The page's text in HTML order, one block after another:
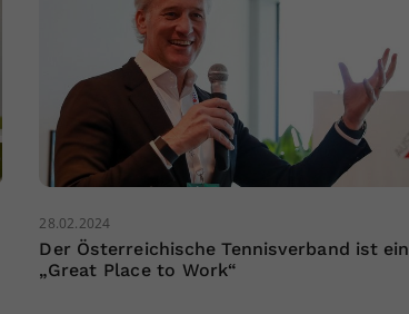
28.02.2024
Der Österreichische Tennisverband ist ein
„Great Place to Work“